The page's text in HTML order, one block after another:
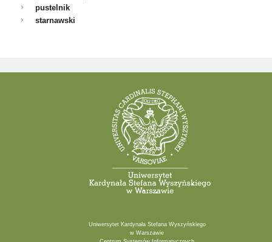
pustelnik
starnawski
Uniwersytet Kardynała Stefana Wyszyńskiego
w Warszawie